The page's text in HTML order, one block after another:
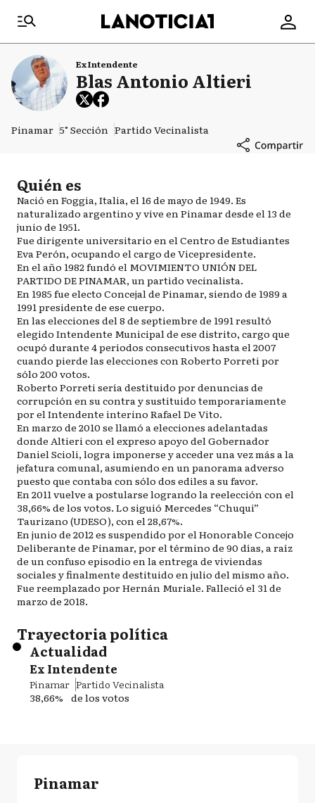
Ex Intendente
Blas Antonio Altieri
Pinamar 5° Sección Partido Vecinalista
Quién es
Nació en Foggia, Italia, el 16 de mayo de 1949. Es
naturalizado argentino y vive en Pinamar desde el 13 de
junio de 1951.
Fue dirigente universitario en el Centro de Estudiantes
Eva Perón, ocupando el cargo de Vicepresidente.
En el año 1982 fundó el MOVIMIENTO UNIÓN DEL
PARTIDO DE PINAMAR, un partido vecinalista.
En 1985 fue electo Concejal de Pinamar, siendo de 1989 a
1991 presidente de ese cuerpo.
En las elecciones del 8 de septiembre de 1991 resultó
elegido Intendente Municipal de ese distrito, cargo que
ocupó durante 4 períodos consecutivos hasta el 2007
cuando pierde las elecciones con Roberto Porreti por
sólo 200 votos.
Roberto Porreti sería destituido por denuncias de
corrupción en su contra y sustituido temporariamente
por el Intendente interino Rafael De Vito.
En marzo de 2010 se llamó a elecciones adelantadas
donde Altieri con el expreso apoyo del Gobernador
Daniel Scioli, logra imponerse y acceder una vez más a la
jefatura comunal, asumiendo en un panorama adverso
puesto que contaba con sólo dos ediles a su favor.
En 2011 vuelve a postularse logrando la reelección con el
38,66% de los votos. Lo siguió Mercedes “Chuqui”
Taurizano (UDESO), con el 28,67%.
En junio de 2012 es suspendido por el Honorable Concejo
Deliberante de Pinamar, por el término de 90 días, a raíz
de un confuso episodio en la entrega de viviendas
sociales y finalmente destituido en julio del mismo año.
Fue reemplazado por Hernán Muriale. Falleció el 31 de
marzo de 2018.
Trayectoria política
Actualidad
Ex Intendente
Pinamar Partido Vecinalista
38,66% de los votos
Pinamar